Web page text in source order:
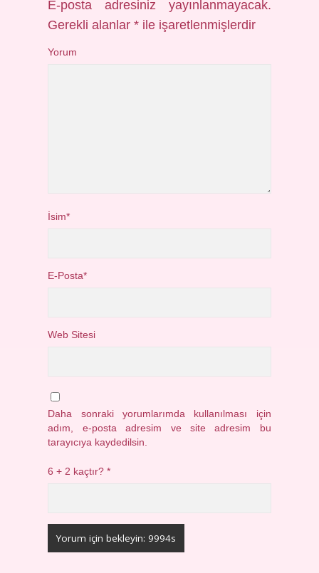
E-posta adresiniz yayınlanmayacak.
Gerekli alanlar* ile işaretlenmişlerdir
Yorum
İsim*
E-Posta*
Web Sitesi
Daha sonraki yorumlarımda kullanılması için
adım, e-posta adresim ve site adresim bu
tarayıcıya kaydedilsin.
6 + 2 kaçtır?*